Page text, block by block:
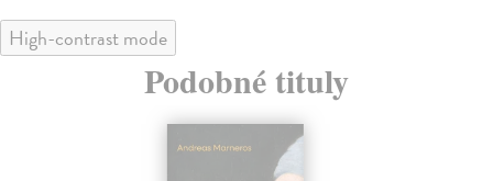
High-contrast mode
Podobné tituly